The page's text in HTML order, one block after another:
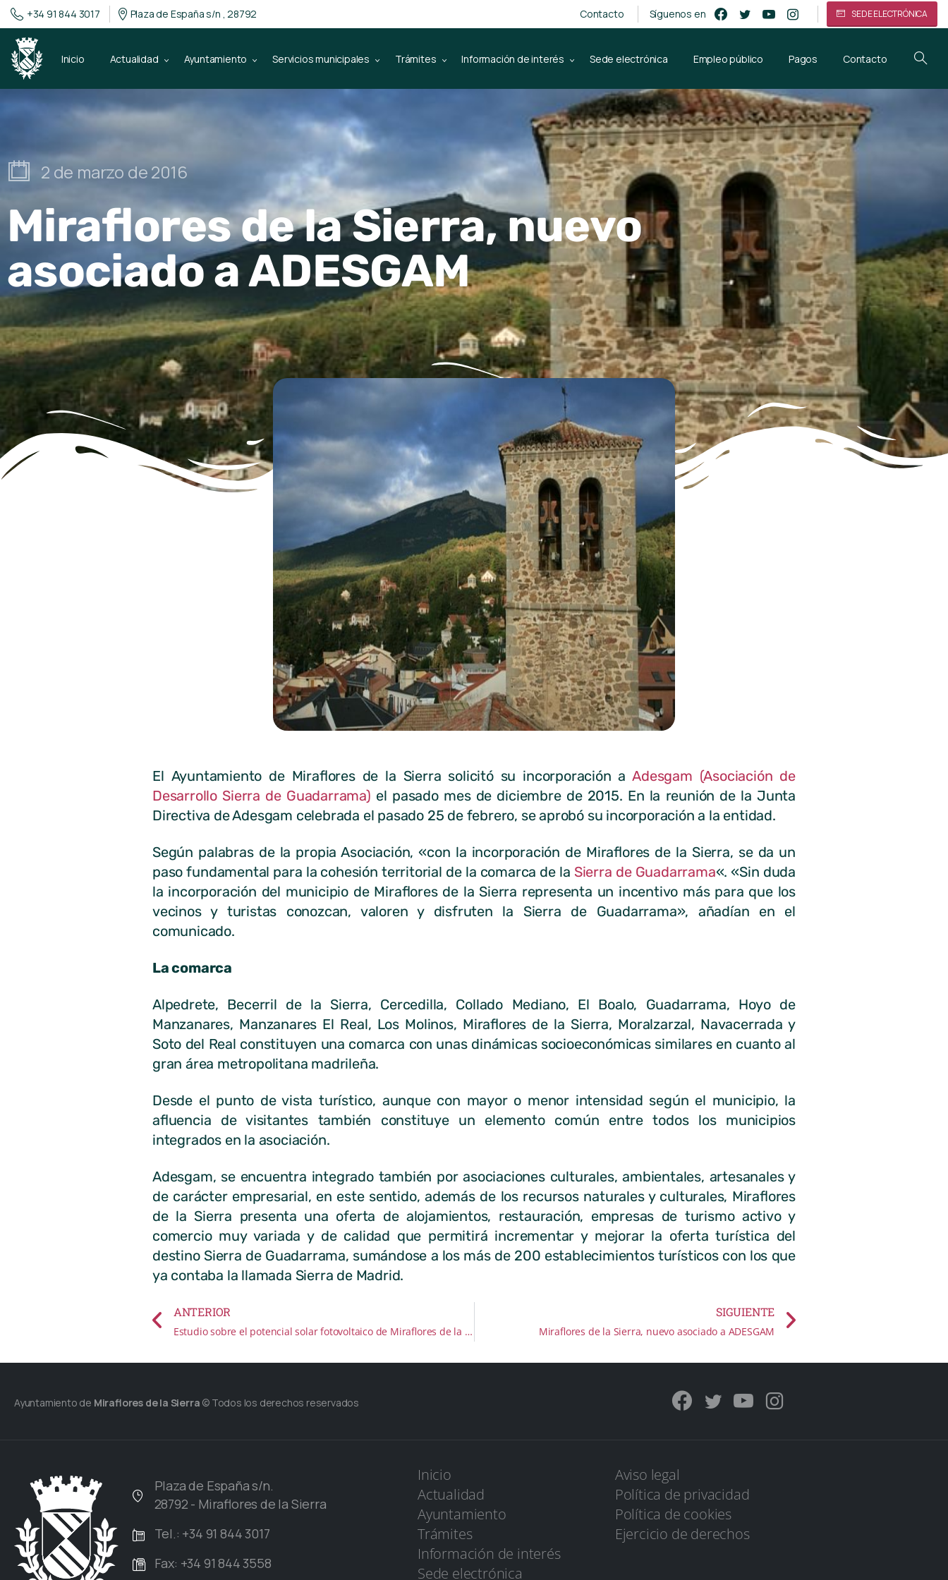
+34 91 844 3017 Plaza de España s/n , 28792 Contacto Síguenos en SEDE ELECTRÓNICA
Inicio Actualidad Ayuntamiento Servicios municipales Trámites Información de interés Sede electrónica Empleo público Pagos Contacto
2 de marzo de 2016
Miraflores de la Sierra, nuevo
asociado a ADESGAM
El Ayuntamiento de Miraflores de la Sierra solicitó su incorporación aAdesgam (Asociación de
Desarrollo Sierra de Guadarrama) el pasado mes de diciembre de 2015. En la reunión de la Junta
Directiva de Adesgam celebrada el pasado 25 de febrero, se aprobó su incorporación a la entidad.
Según palabras de la propia Asociación, «con la incorporación de Miraflores de la Sierra, se da un
paso fundamental para la cohesión territorial de la comarca de la Sierra de Guadarrama«. «Sin duda
la incorporación del municipio de Miraflores de la Sierra representa un incentivo más para que los
vecinos y turistas conozcan, valoren y disfruten la Sierra de Guadarrama», añadían en el
comunicado.
La comarca
Alpedrete, Becerril de la Sierra, Cercedilla, Collado Mediano, El Boalo, Guadarrama, Hoyo de
Manzanares, Manzanares El Real, Los Molinos, Miraflores de la Sierra, Moralzarzal, Navacerrada y
Soto del Real constituyen una comarca con unas dinámicas socioeconómicas similares en cuanto al
gran área metropolitana madrileña.
Desde el punto de vista turístico, aunque con mayor o menor intensidad según el municipio, la
afluencia de visitantes también constituye un elemento común entre todos los municipios
integrados en la asociación.
Adesgam, se encuentra integrado también por asociaciones culturales, ambientales, artesanales y
de carácter empresarial, en este sentido, además de los recursos naturales y culturales, Miraflores
de la Sierra presenta una oferta de alojamientos, restauración, empresas de turismo activo y
comercio muy variada y de calidad que permitirá incrementar y mejorar la oferta turística del
destino Sierra de Guadarrama, sumándose a los más de 200 establecimientos turísticos con los que
ya contaba la llamada Sierra de Madrid.
ANTERIOR
Estudio sobre el potencial solar fotovoltaico de Miraflores de la Sierra
SIGUIENTE
Miraflores de la Sierra, nuevo asociado a ADESGAM
Ayuntamiento de Miraflores de la Sierra © Todos los derechos reservados
Plaza de España s/n.
28792 - Miraflores de la Sierra
Tel.: +34 91 844 3017
Fax: +34 91 844 3558
Inicio
Actualidad
Ayuntamiento
Trámites
Información de interés
Sede electrónica
Aviso legal
Política de privacidad
Política de cookies
Ejercicio de derechos